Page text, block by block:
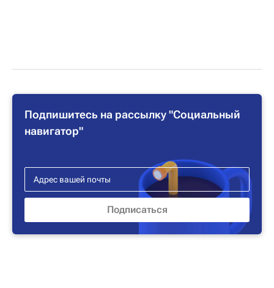
Подпишитесь на рассылку "Социальный
навигатор"